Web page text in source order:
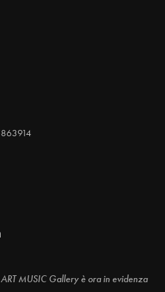
MUSIC Gallery è ora in evidenza